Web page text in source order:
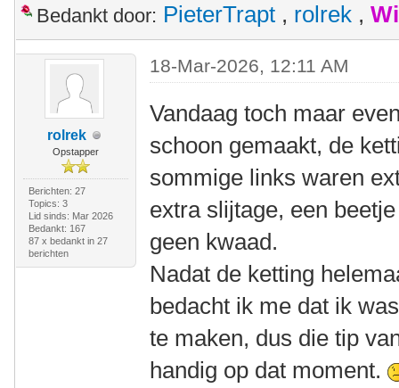
Bedankt door: PieterTrapt , rolrek ,
rolrek
Opstapper
Berichten: 27
Topics: 3
Lid sinds: Mar 2026
Bedankt: 167
87 x bedankt in 27
berichten
18-Mar-2026, 12:11 AM
Vandaag toch maar
schoon gemaakt, de
sommige links waren
extra slijtage, een
geen kwaad.
Nadat de ketting
bedacht ik me dat ik
te maken, dus die tip
handig op dat moment.